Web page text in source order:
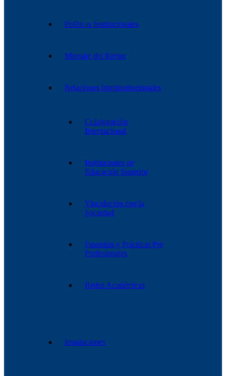
Políticas Institucionales
Mensaje del Rector
Relaciones Interinstitucionales
Colaboración
Internacional
Instituciones de
Educación Superior
Vinculación con la
Sociedad
Pasantías y Prácticas Pre
Profesionales
Redes Académicas
Instalaciones